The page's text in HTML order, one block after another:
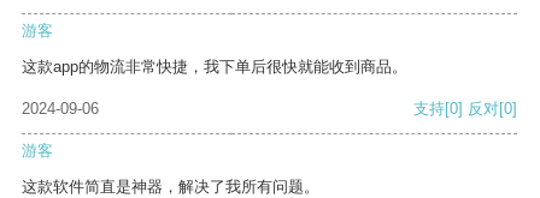
游客
这款app的物流非常快捷，我下单后很快就能收到商品。
2024-09-06 支持[0] 反对[0]
游客
这款软件简直是神器，解决了我所有问题。